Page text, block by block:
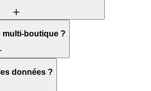
multi-boutique ?
données ?